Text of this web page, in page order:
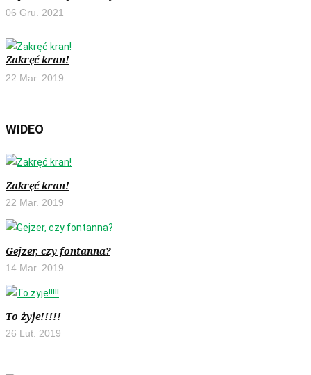
06 Gru. 2021
Zakręć kran!
22 Mar. 2019
WIDEO
Zakręć kran!
22 Mar. 2019
Gejzer, czy fontanna?
14 Mar. 2019
To żyje!!!!!
26 Lut. 2019